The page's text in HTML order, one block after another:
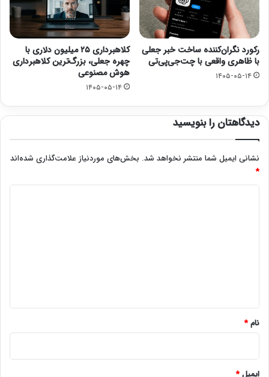
رکورد نگران‌کننده ساخت خبر جعلی
با ظاهری واقعی با چت‌جی‌پی‌تی
۱۴۰۵-۰۵-۱۴
کلاهبرداری ۲۵ میلیون دلاری با
چهره جعلی، بزرگ‌ترین کلاهبرداری
هوش مصنوعی
۱۴۰۵-۰۵-۱۴
دیدگاهتان را بنویسید
نشانی ایمیل شما منتشر نخواهد شد. بخش‌های موردنیاز علامت‌گذاری شده‌اند
*
نام*
ایمیل*